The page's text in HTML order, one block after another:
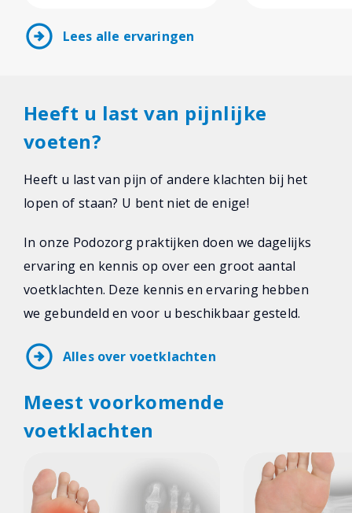
arrow_circle_right Lees alle ervaringen
Heeft u last van pijnlijke
voeten?
Heeft u last van pijn of andere klachten bij het
lopen of staan? U bent niet de enige!
In onze Podozorg praktijken doen we dagelijks
ervaring en kennis op over een groot aantal
voetklachten. Deze kennis en ervaring hebben
we gebundeld en voor u beschikbaar gesteld.
arrow_circle_right Alles over voetklachten
Meest voorkomende
voetklachten